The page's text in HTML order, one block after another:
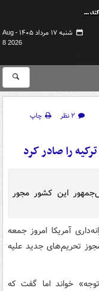
شنبه ۱۷ مرداد ۱۴۰۵ -
Aug
8 2026
۲ نظر
چاپ
را صادر کرد
این کشور مجور
آمریکا امروز جمعه
تحریم‌های جدید علیه
خواند اما گفت که